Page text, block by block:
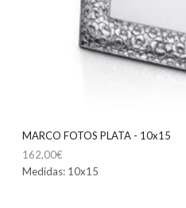
MARCO FOTOS PLATA - 10x15
162,00€
Medidas: 10x15